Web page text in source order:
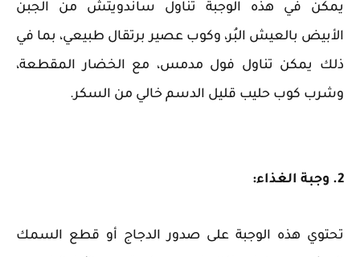
يمكن في هذه الوجبة تناول ساندويتش من الجبن
الأبيض بالعيش البُر، وكوب عصير برتقال طبيعي، بما في
ذلك يمكن تناول فول مدمس، مع الخضار المقطعة،
وشرب كوب حليب قليل الدسم خالي من السكر.
2. وجبة الغذاء:
تحتوي هذه الوجبة على صدور الدجاج أو قطع السمك